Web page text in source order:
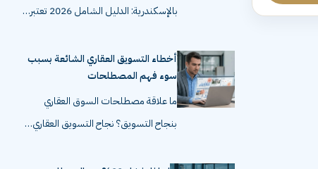
بالإسكندرية: الدليل الشامل 2026 تعتبر…
أخطاء التسويق العقاري الشائعة بسبب
سوء فهم المصطلحات
ما علاقة مصطلحات السوق العقاري
بنجاح التسويق؟ نجاح التسويق العقاري…